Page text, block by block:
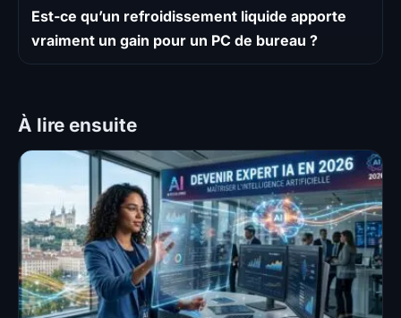
Est-ce qu’un refroidissement liquide apporte
vraiment un gain pour un PC de bureau ?
À lire ensuite